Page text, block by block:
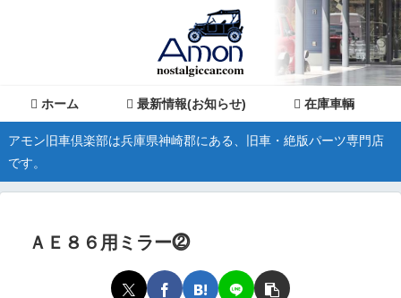
ホーム 最新情報(お知らせ) 在庫車輌
アモン旧車倶楽部は兵庫県神崎郡にある、旧車・絶版パーツ専門店
です。
ＡＥ８６用ミラー⓶